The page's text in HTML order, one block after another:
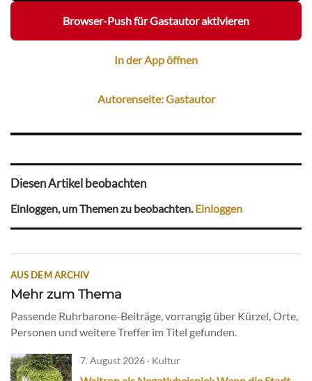
Browser-Push für Gastautor aktivieren
In der App öffnen
Autorenseite: Gastautor
Diesen Artikel beobachten
Einloggen, um Themen zu beobachten.Einloggen
AUS DEM ARCHIV
Mehr zum Thema
Passende Ruhrbarone-Beiträge, vorrangig über Kürzel, Orte,
Personen und weitere Treffer im Titel gefunden.
7. August 2026 · Kultur